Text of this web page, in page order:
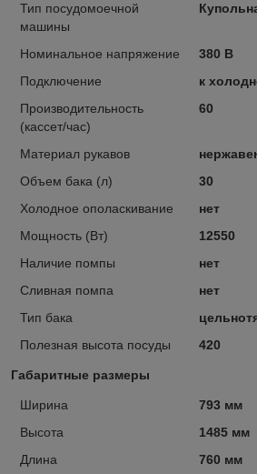
Тип посудомоечной
машины
Номинальное напряжение
380 В
Подключение
к
Производительность
(кассет/час)
60
Материал рукавов
Объем бака (л)
30
Холодное ополаскивание
нет
Мощность (Вт)
12550
Наличие помпы
нет
Сливная помпа
нет
Тип бака
Полезная высота посуды
420
Габаритные размеры
Ширина
793 мм
Высота
1485 мм
Длина
760 мм